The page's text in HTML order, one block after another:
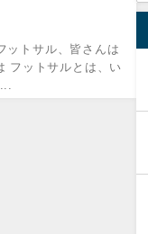
ットサル、皆さんは
フットサルとは、い